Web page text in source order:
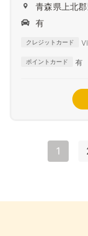
青森県上北
有
クレジットカード
ポイントカード 有
1